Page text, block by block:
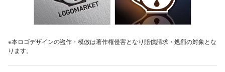
※本ロゴデザインの盗作・模倣は著作権侵害となり賠償請求・処罰の対象とな
ります。